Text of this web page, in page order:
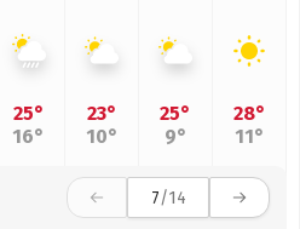
25°
16°
23°
10°
25°
9°
28°
11°
7/14